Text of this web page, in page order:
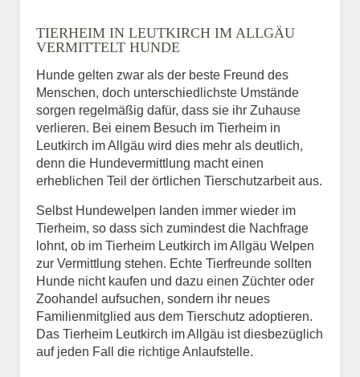
E-Mail*
Informationen über das
Tier.
Art des Tiers*
TIERHEIM IN LEUTKIRCH IM ALLGÄU
VERMITTELT HUNDE
Hunde gelten zwar als der beste Freund des
Menschen, doch unterschiedlichste Umstände
sorgen regelmäßig dafür, dass sie ihr Zuhause
verlieren. Bei einem Besuch im Tierheim in
Leutkirch im Allgäu wird dies mehr als deutlich,
denn die Hundevermittlung macht einen
erheblichen Teil der örtlichen Tierschutzarbeit aus.
Selbst Hundewelpen landen immer wieder im
Tierheim, so dass sich zumindest die Nachfrage
lohnt, ob im Tierheim Leutkirch im Allgäu Welpen
zur Vermittlung stehen. Echte Tierfreunde sollten
Hunde nicht kaufen und dazu einen Züchter oder
Zoohandel aufsuchen, sondern ihr neues
Familienmitglied aus dem Tierschutz adoptieren.
Das Tierheim Leutkirch im Allgäu ist diesbezüglich
auf jeden Fall die richtige Anlaufstelle.